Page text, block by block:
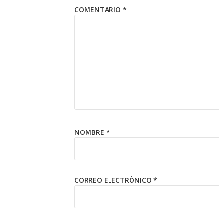
COMENTARIO *
NOMBRE *
CORREO ELECTRÓNICO *